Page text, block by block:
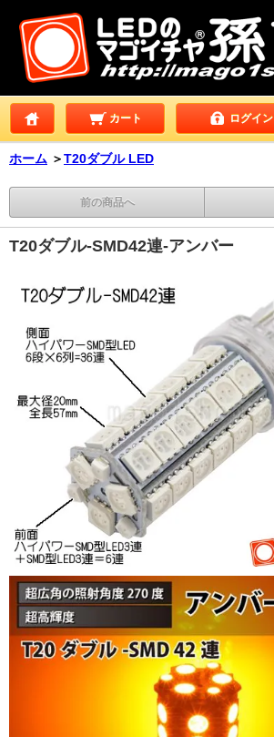
カート ログイン
ホーム ＞T20ダブル LED
前の商品へ
T20ダブル-SMD42連-アンバー